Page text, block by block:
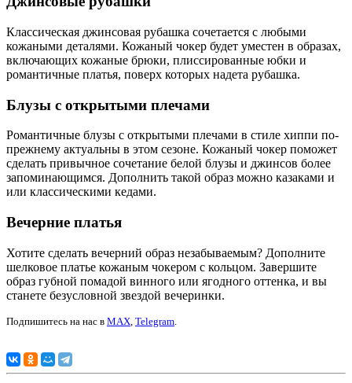
Классическая джинсовая рубашка сочетается с любыми
кожаными деталями. Кожаный чокер будет уместен в образах,
включающих кожаные брюки, плиссированные юбки и
романтичные платья, поверх которых надета рубашка.
Блузы с открытыми плечами
Романтичные блузы с открытыми плечами в стиле хиппи по-
прежнему актуальны в этом сезоне. Кожаный чокер поможет
сделать привычное сочетание белой блузы и джинсов более
запоминающимся. Дополнить такой образ можно казаками и
или классическими кедами.
Вечерние платья
Хотите сделать вечерний образ незабываемым? Дополните
шелковое платье кожаным чокером с кольцом. Завершите
образ губной помадой винного или ягодного оттенка, и вы
станете безусловной звездой вечеринки.
Подпишитесь на нас в MAX Telegram